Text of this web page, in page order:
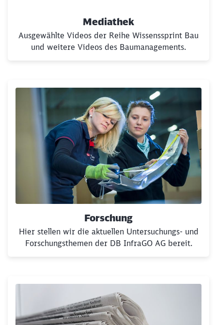
Mediathek
Ausgewählte Videos der Reihe Wissenssprint Bau
und weitere Videos des Baumanagements.
Forschung
Hier stellen wir die aktuellen Untersuchungs- und
Forschungsthemen der DB InfraGO AG bereit.